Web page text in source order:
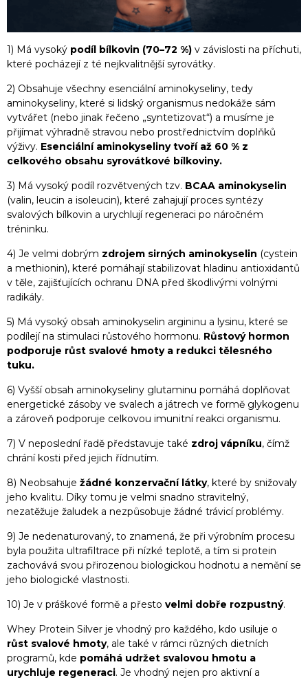
1) Má vysoký podíl bílkovin (70–72 %) v závislosti na příchuti,
které pocházejí z té nejkvalitnější syrovátky.
2) Obsahuje všechny esenciální aminokyseliny, tedy
aminokyseliny, které si lidský organismus nedokáže sám
vytvářet (nebo jinak řečeno „syntetizovat“) a musíme je
přijímat výhradně stravou nebo prostřednictvím doplňků
výživy. Esenciální aminokyseliny tvoří až 60 % z
celkového obsahu syrovátkové bílkoviny.
3) Má vysoký podíl rozvětvených tzv. BCAA aminokyselin
(valin, leucin a isoleucin), které zahajují proces syntézy
svalových bílkovin a urychlují regeneraci po náročném
tréninku.
4) Je velmi dobrým zdrojem sirných aminokyselin (cystein
a methionin), které pomáhají stabilizovat hladinu antioxidantů
v těle, zajišťujících ochranu DNA před škodlivými volnými
radikály.
5) Má vysoký obsah aminokyselin argininu a lysinu, které se
podílejí na stimulaci růstového hormonu. Růstový hormon
podporuje růst svalové hmoty a redukci tělesného
tuku.
6) Vyšší obsah aminokyseliny glutaminu pomáhá doplňovat
energetické zásoby ve svalech a játrech ve formě glykogenu
a zároveň podporuje celkovou imunitní reakci organismu.
7) V neposlední řadě představuje také zdroj vápníku, čímž
chrání kosti před jejich řídnutím.
8) Neobsahuje žádné konzervační látky, které by snižovaly
jeho kvalitu. Díky tomu je velmi snadno stravitelný,
nezatěžuje žaludek a nezpůsobuje žádné trávicí problémy.
9) Je nedenaturovaný, to znamená, že při výrobním procesu
byla použita ultrafiltrace při nízké teplotě, a tím si protein
zachovává svou přirozenou biologickou hodnotu a nemění se
jeho biologické vlastnosti.
10) Je v práškové formě a přesto velmi dobře rozpustný.
Whey Protein Silver je vhodný pro každého, kdo usiluje o
růst svalové hmoty, ale také v rámci různých dietních
programů, kde pomáhá udržet svalovou hmotu a
urychluje regeneraci. Je vhodný nejen pro aktivní a